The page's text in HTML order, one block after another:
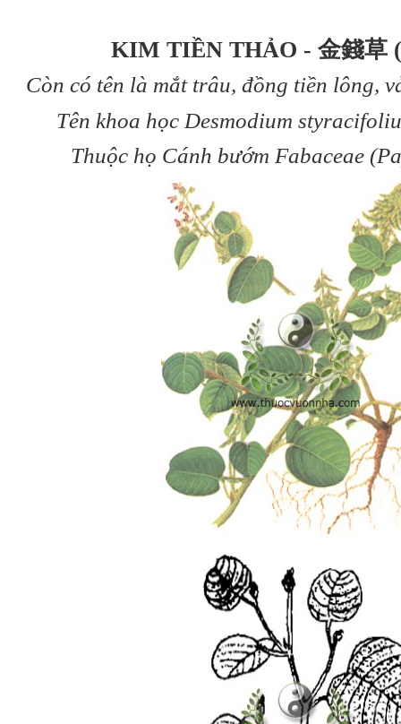
KIM TIỀN THẢO - 金錢草
Còn có tên là mắt trâu, đồng tiền lông,
Tên khoa học Desmodium
Thuộc họ Cánh bướm Fabaceae